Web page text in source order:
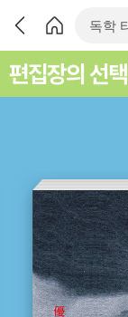
편집장의 선택